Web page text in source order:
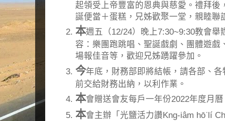
起領受上帝豐富的恩典與慈愛。禮拜後
誕便當＋蛋糕，兄姊歡聚一堂，親睦聯
本週五（12/24）晚上7:30~9:30教會
容：樂團跑跳唱、聖誕戲劇、團體遊
場報佳音等，歡迎兄姊踴躍參加。
今年底，財務部即將結帳，請各部、
前交給財務出納，以利作業。
本會贈送會友每戶一年份2022年度月
本會主辦「光鹽活力讚Kng-iâm hō͘ lí